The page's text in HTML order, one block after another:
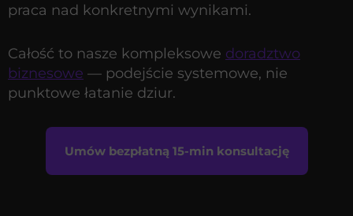
praca nad konkretnymi wynikami.
Całość to nasze kompleksowe doradztwo
biznesowe — podejście systemowe, nie
punktowe łatanie dziur.
Umów bezpłatną 15-min konsultację